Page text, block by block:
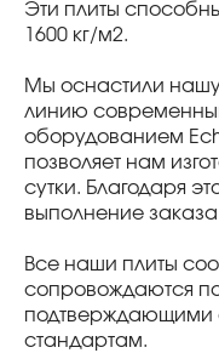
Эти плиты
1600 кг/м2.
Мы оснастили
линию
оборудованием
позволяет нам
сутки. Благодаря
выполнение
Все наши плиты
сопровождаются
подтверждающими
стандартам.